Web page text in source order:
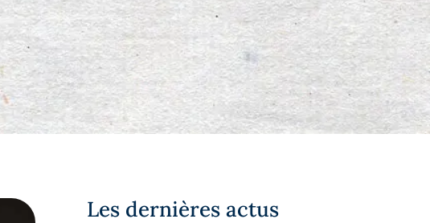
Les dernières actus